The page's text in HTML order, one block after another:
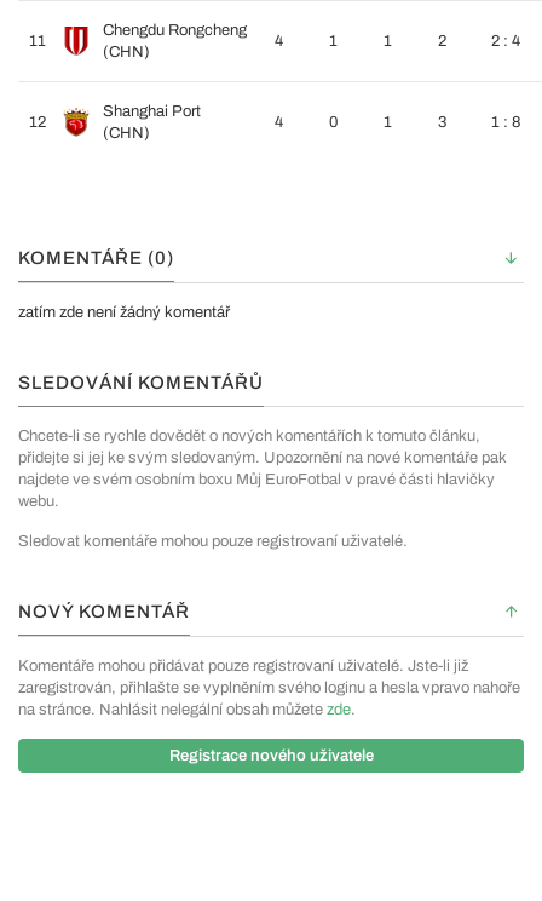
11
Chengdu Rongcheng
(CHN)
4 1 1 2 2 : 4
12
Shanghai Port
(CHN)
4 0 1 3 1 : 8
KOMENTÁŘE (0)
zatím zde není žádný komentář
SLEDOVÁNÍ KOMENTÁŘŮ
Chcete-li se rychle dovědět o nových komentářích k tomuto článku,
přidejte si jej ke svým sledovaným. Upozornění na nové komentáře pak
najdete ve svém osobním boxu Můj EuroFotbal v pravé části hlavičky
webu.
Sledovat komentáře mohou pouze registrovaní uživatelé.
NOVÝ KOMENTÁŘ
Komentáře mohou přidávat pouze registrovaní uživatelé. Jste-li již
zaregistrován, přihlašte se vyplněním svého loginu a hesla vpravo nahoře
na stránce. Nahlásit nelegální obsah můžete zde.
Registrace nového uživatele